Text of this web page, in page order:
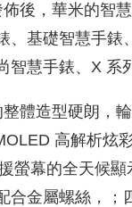
後，華米的智
、基礎智慧手錶
智慧手錶、X 系
體造型硬朗，
高解析炫
螢幕的全天候顯
合金屬螺絲，；